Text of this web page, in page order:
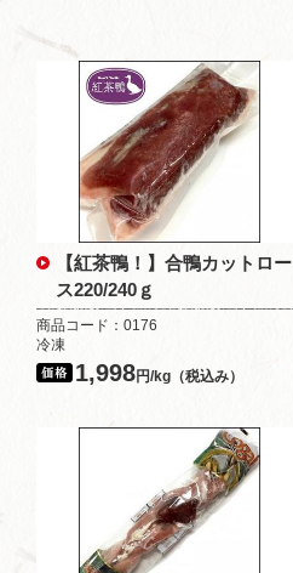
【紅茶鴨！】合鴨カットロー
ス220/240ｇ
商品コード：0176
冷凍
1,998円/kg（税込み）